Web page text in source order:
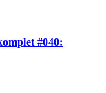
#040: